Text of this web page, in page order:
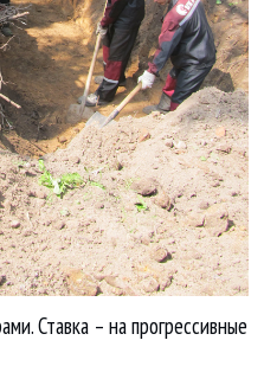
Ставка – на прогрессивные